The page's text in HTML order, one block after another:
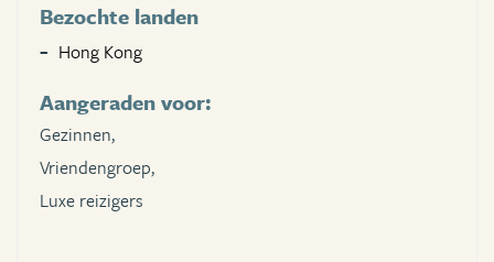
Bezochte landen
Hong Kong
Aangeraden voor:
Gezinnen,
Vriendengroep,
Luxe reizigers